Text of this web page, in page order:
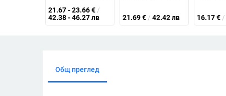
21.67 - 23.66€ /
42.38 - 46.27 лв
21.69€ / 42.42 лв 16.17€ /
Общ преглед